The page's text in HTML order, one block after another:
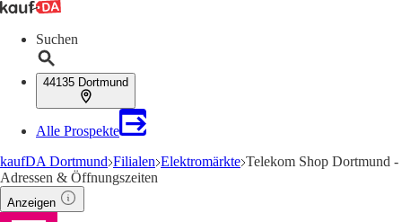
Suchen
44135 Dortmund
Alle Prospekte
kaufDA Dortmund Filialen Elektromärkte Telekom Shop Dortmund -
Adressen & Öffnungszeiten
Anzeigen